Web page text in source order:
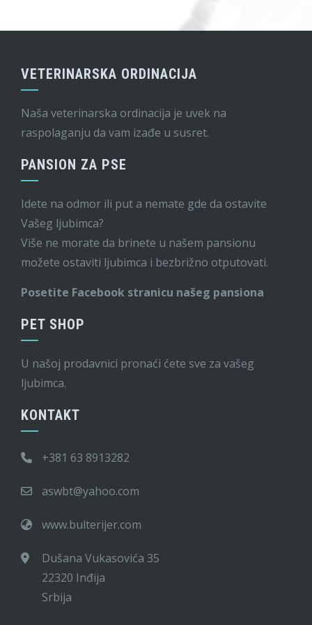
VETERINARSKA ORDINACIJA
Naša veterinarska ordinacija je uvek na
raspolaganju da vam izađe u susret.
PANSION ZA PSE
Idete na odmor ili put a nemate gde da ostavite
Vašeg ljubimca?
Više ne morate da brinete u našem pansionu
možete ostaviti ljubimca i bezbrižno otputovati.
Posetite Facebook stranicu našeg pansiona
PET SHOP
U našoj prodavnici pronaći ćete sve za vašeg
ljubimca.
KONTAKT
+381 63 8913282
aswbt@yahoo.com
www.bulterijer.com
Dušana Vukasovića 35
22320 Inđija
Srbija